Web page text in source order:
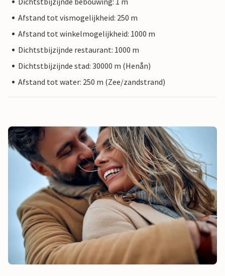
Afstand tot vismogelijkheid: 250 m
Afstand tot winkelmogelijkheid: 1000 m
Dichtstbijzijnde restaurant: 1000 m
Dichtstbijzijnde stad: 30000 m (Henån)
Afstand tot water: 250 m (Zee/zandstrand)